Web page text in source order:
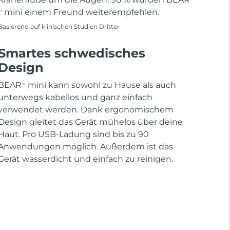
mini einem Freund weiterempfehlen.
auf klinischen Studien Dritter
schwedisches
TM
mini kann sowohl zu Hause als auch
kabellos und ganz einfach
werden. Dank ergonomischem
gleitet das Gerät mühelos über deine
Pro USB-Ladung sind bis zu 90
möglich. Außerdem ist das
wasserdicht und einfach zu reinigen.